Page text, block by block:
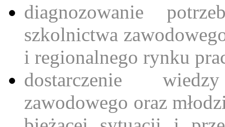
diagnozowanie
szkolnictwa
i regionalnego rynku
dostarczenie
zawodowego oraz